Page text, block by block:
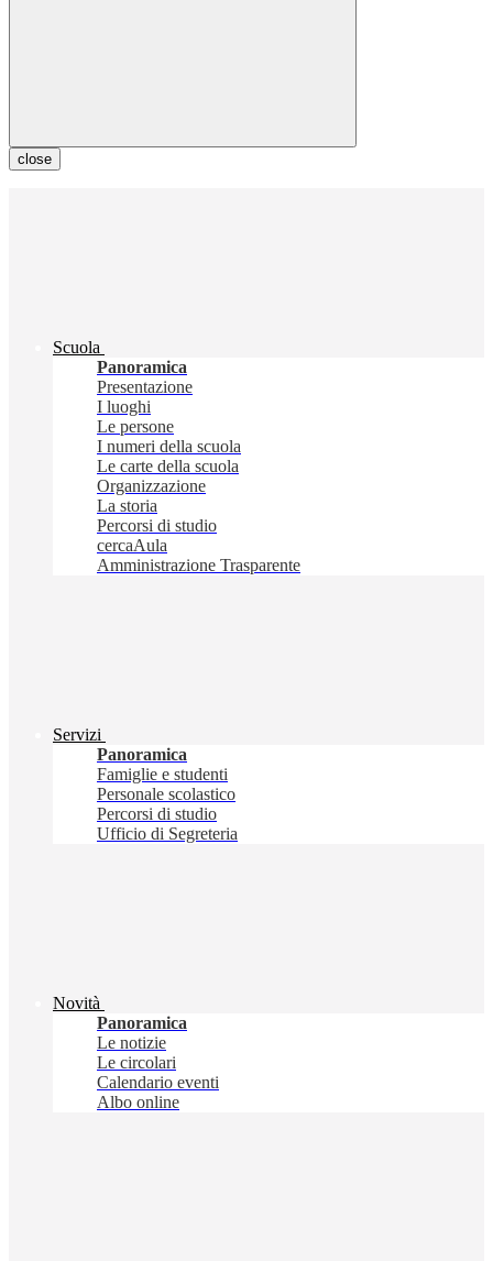
close
Scuola
Panoramica
Presentazione
I luoghi
Le persone
I numeri della scuola
Le carte della scuola
Organizzazione
La storia
Percorsi di studio
cercaAula
Amministrazione Trasparente
Servizi
Panoramica
Famiglie e studenti
Personale scolastico
Percorsi di studio
Ufficio di Segreteria
Novità
Panoramica
Le notizie
Le circolari
Calendario eventi
Albo online